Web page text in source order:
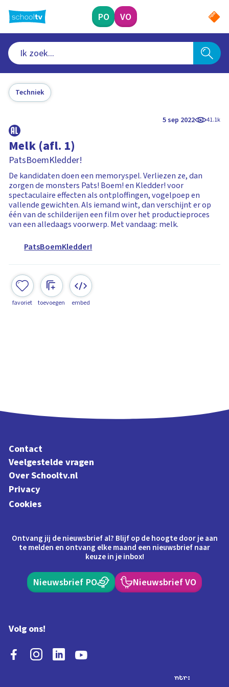
naar
hoofdinhoud
PO VO
Techniek
5 sep 2022 41.1k
Melk (afl. 1)
PatsBoemKledder!
De kandidaten doen een memoryspel. Verliezen ze, dan
zorgen de monsters Pats! Boem! en Kledder! voor
spectaculaire effecten als ontploffingen, vogelpoep en
vallende gewichten. Als iemand wint, dan verschijnt er op
één van de schilderijen een film over het productieproces
van een alledaags voorwerp. Met vandaag: melk.
PatsBoemKledder!
favoriet toevoegen embed
Contact
Veelgestelde vragen
Over Schooltv.nl
Privacy
Cookies
Ontvang jij de nieuwsbrief al? Blijf op de hoogte door je aan
te melden en ontvang elke maand een nieuwsbrief naar
keuze in je inbox!
Nieuwsbrief PO Nieuwsbrief VO
Volg ons!